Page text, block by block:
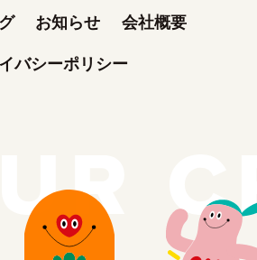
お知らせ 会社概要
バシーポリシー